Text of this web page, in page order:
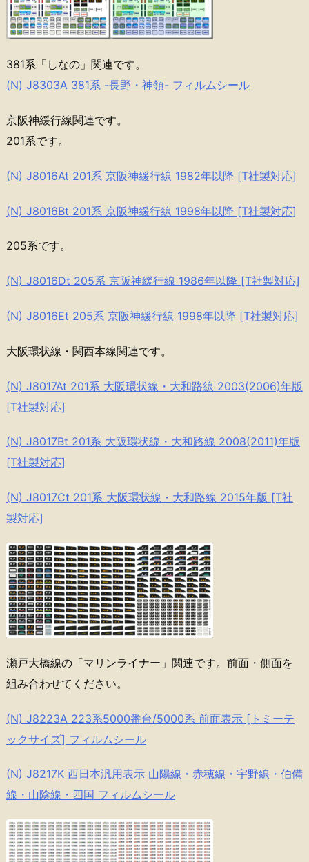
381系「しなの」関連です。
(N) J8303A 381系 -長野・神領- フィルムシール
京阪神緩行線関連です。
201系です。
(N) J8016At 201系 京阪神緩行線 1982年以降 [T社製対応]
(N) J8016Bt 201系 京阪神緩行線 1998年以降 [T社製対応]
205系です。
(N) J8016Dt 205系 京阪神緩行線 1986年以降 [T社製対応]
(N) J8016Et 205系 京阪神緩行線 1998年以降 [T社製対応]
大阪環状線・関西本線関連です。
(N) J8017At 201系 大阪環状線・大和路線 2003(2006)年版
[T社製対応]
(N) J8017Bt 201系 大阪環状線・大和路線 2008(2011)年版
[T社製対応]
(N) J8017Ct 201系 大阪環状線・大和路線 2015年版 [T社
製対応]
瀬戸大橋線の「マリンライナー」関連です。前面・側面を
組み合わせてください。
(N) J8223A 223系5000番台/5000系 前面表示 [トミーテ
ックサイズ] フィルムシール
(N) J8217K 西日本汎用表示 山陽線・赤穂線・宇野線・伯備
線・山陰線・四国 フィルムシール